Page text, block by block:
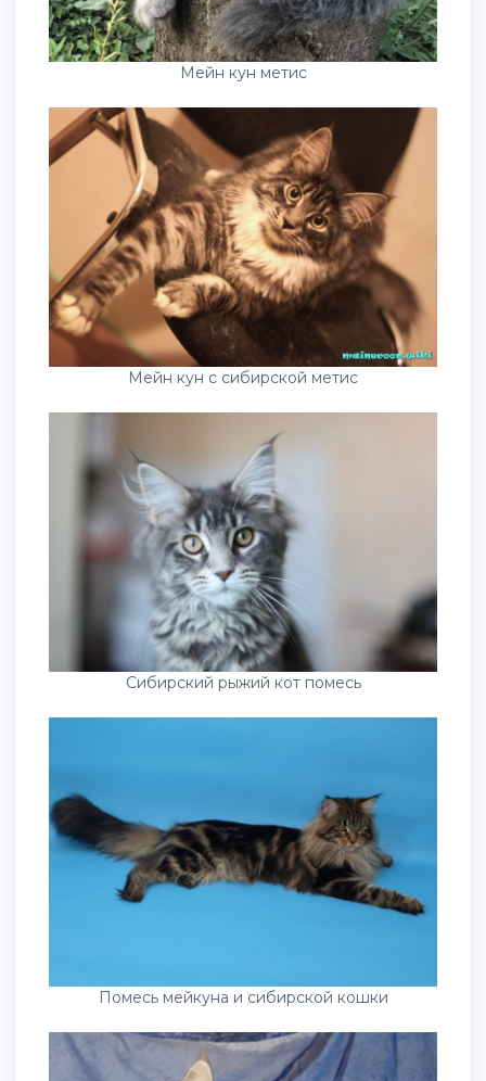
Мейн кун метис
Мейн кун с сибирской метис
Сибирский рыжий кот помесь
Помесь мейкуна и сибирской кошки